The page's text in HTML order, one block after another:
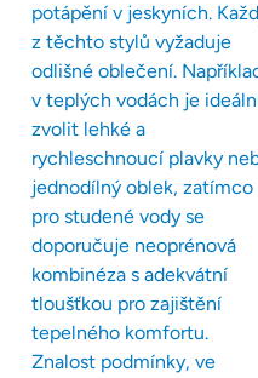
potápění v jeskyních.
z těchto stylů vyžaduje
odlišné oblečení.
v teplých vodách je
zvolit lehké a
rychleschnoucí plavky
jednodílný oblek, zatímco
pro studené vody se
doporučuje neoprénová
kombinéza s adekvátní
tloušťkou pro zajištění
tepelného komfortu.
Znalost podmínky, ve